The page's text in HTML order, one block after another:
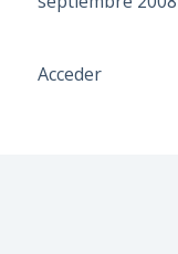
Acceder